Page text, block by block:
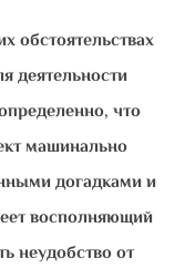
обстоятельствах
деятельности
что
машинально
догадками и
восполняющий
неудобство от